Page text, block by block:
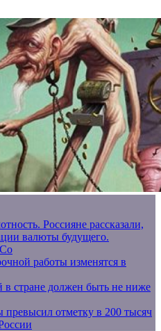
Россияне рассказали,
валюты будущего.
работы изменятся в
стране должен быть не ниже
превысил отметку в 200 тысяч